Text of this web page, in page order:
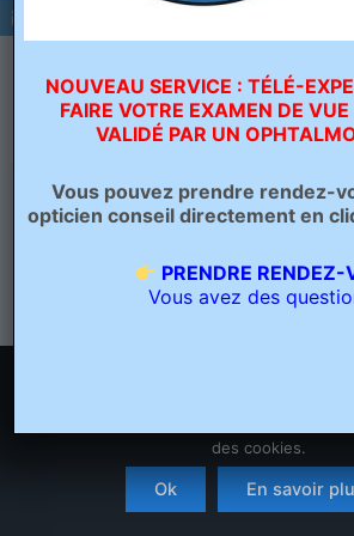
PRÉCÉDENT
Copyright © 2026 Opticien Bailleul -
parAscension Digitale
NOUVEAU SERVICE : TÉLÉ-
FAIRE VOTRE EXAMEN DE
VALIDÉ PAR UN
Vous pouvez prendre rendez-
opticien conseil directement en
PRENDRE RENDEZ-
Vous avez des
des cookies.
Ok En savoir